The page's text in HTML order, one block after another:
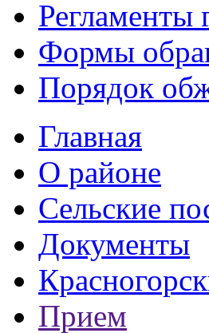
Регламенты
Формы
Порядок
Главная
О районе
Сельские
Документы
Прием